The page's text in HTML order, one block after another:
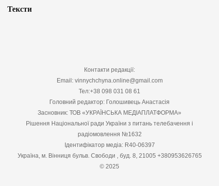
Тексти
Контакти редакції:
Email: vinnychchyna.online@gmail.com
Тел:+38 098 031 08 61
Головний редактор: Голошивець Анастасія
Засновник: ТОВ «УКРАЇНСЬКА МЕДІАПЛАТФОРМА»
Рішення Національної ради України з питань телебачення і
радіомовлення №1632
Ідентифікатор медіа: R40-06397
Україна, м. Вінниця бульв. Свободи , буд. 8, 21005 +380953626765
© 2025